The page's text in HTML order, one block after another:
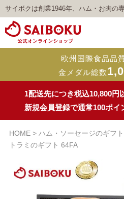
サイボクは創業1946年、ハム・お肉の
欧州国際食品品
金メダル総数
1配送先につき税込10,800円
新規会員登録で通常100ポイ
HOME ハム・ソーセージのギフト
トラミのギフト 64FA